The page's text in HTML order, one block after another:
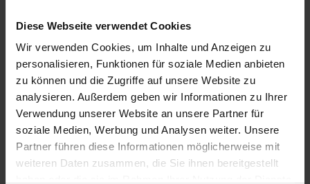
Diese Webseite verwendet Cookies
Wir verwenden Cookies, um Inhalte und Anzeigen zu
personalisieren, Funktionen für soziale Medien anbieten
zu können und die Zugriffe auf unsere Website zu
analysieren. Außerdem geben wir Informationen zu Ihrer
Verwendung unserer Website an unsere Partner für
soziale Medien, Werbung und Analysen weiter. Unsere
Partner führen diese Informationen möglicherweise mit
weiteren Daten zusammen, die Sie ihnen bereitgestellt
In Sicherheit in Deutschland, in Gedanken im Krieg
Zusätzliches Material
Bilder